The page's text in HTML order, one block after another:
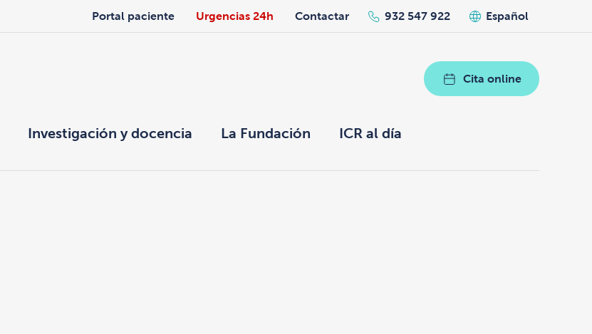
Portal paciente Urgencias 24h Contactar 932 547 922 Español
Cita online
Investigación y docencia La Fundación ICR al día